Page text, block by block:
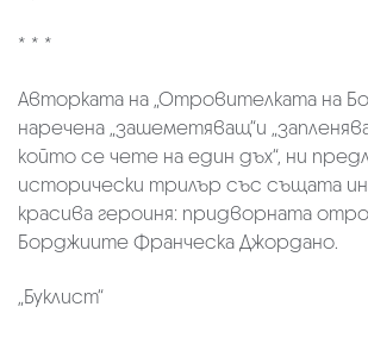
* * *
Авторката на „Отровителката на
наречена „зашеметяващ“и
който се чете на един дъх“, ни
исторически трилър със същата
красива героиня: придворната
Борджиите Франческа Джордано.
„Буклист“